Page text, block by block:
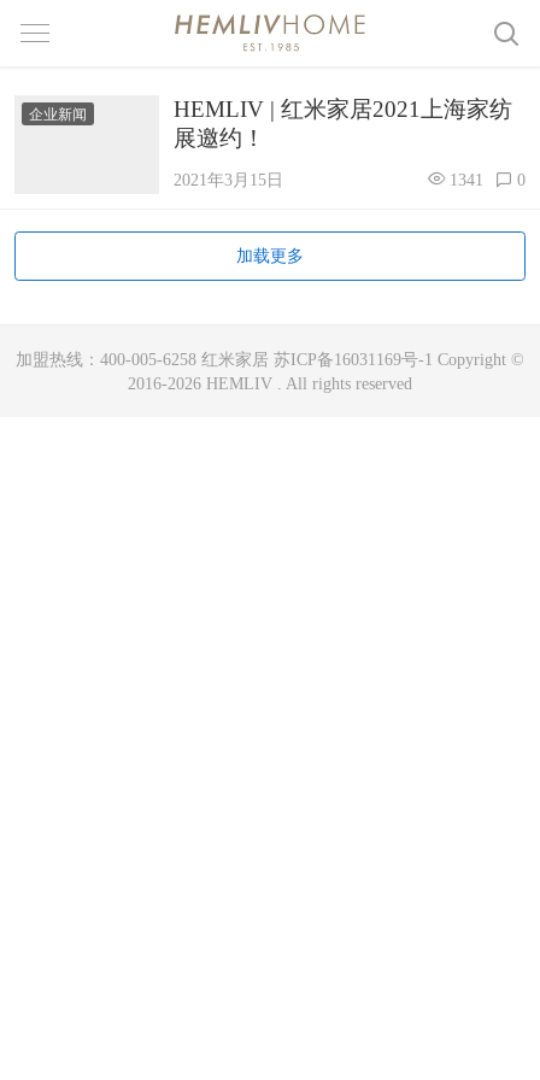
企业新闻
HEMLIV | 红米家居2021上海家纺
展邀约！
2021年3月15日 1341 0
加载更多
加盟热线：400-005-6258 红米家居 苏ICP备16031169号-1 Copyright ©
2016-2026 HEMLIV . All rights reserved